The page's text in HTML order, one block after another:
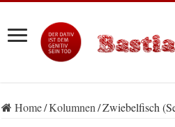
Home/Kolumnen/Zwiebelfisch